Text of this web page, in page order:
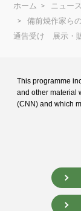
ホーム ニュース
備前焼作家ら
通告受け 展示・
This programme
and other material
(CNN) and which